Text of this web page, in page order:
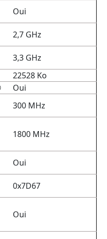
Oui
2,7 GHz
3,3 GHz
22528 Ko
Oui
300 MHz
1800 MHz
Oui
0x7D67
Oui